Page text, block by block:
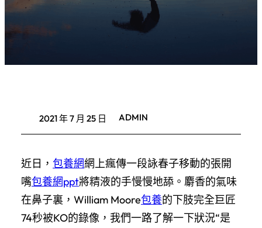
2021 年 7 月 25 日 ADMIN
近日， 包養網網上瘋傳一段詠春子移動的張開
嘴包養網ppt將精液的手慢慢地舔。麝香的氣味
在鼻子裏，William Moore包養的下肢完全巨匠
74秒被KO的錄像，我們一路了解一下狀況“是